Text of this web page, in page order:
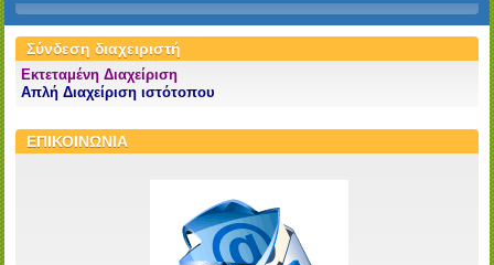
Σύνδεση διαχειριστή
Εκτεταμένη Διαχείριση
Απλή Διαχείριση ιστότοπου
ΕΠΙΚΟΙΝΩΝΙΑ